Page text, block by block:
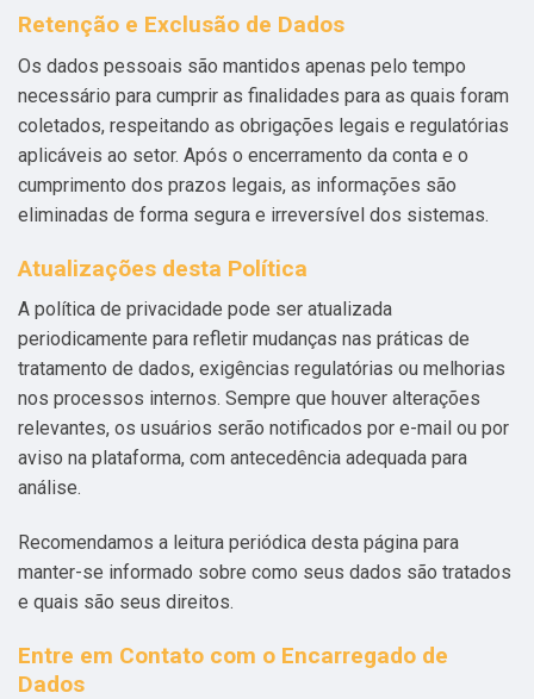
Retenção e Exclusão de Dados
Os dados pessoais são mantidos apenas pelo tempo
necessário para cumprir as finalidades para as quais foram
coletados, respeitando as obrigações legais e regulatórias
aplicáveis ao setor. Após o encerramento da conta e o
cumprimento dos prazos legais, as informações são
eliminadas de forma segura e irreversível dos sistemas.
Atualizações desta Política
A política de privacidade pode ser atualizada
periodicamente para refletir mudanças nas práticas de
tratamento de dados, exigências regulatórias ou melhorias
nos processos internos. Sempre que houver alterações
relevantes, os usuários serão notificados por e-mail ou por
aviso na plataforma, com antecedência adequada para
análise.
Recomendamos a leitura periódica desta página para
manter-se informado sobre como seus dados são tratados
e quais são seus direitos.
Entre em Contato com o Encarregado de
Dados